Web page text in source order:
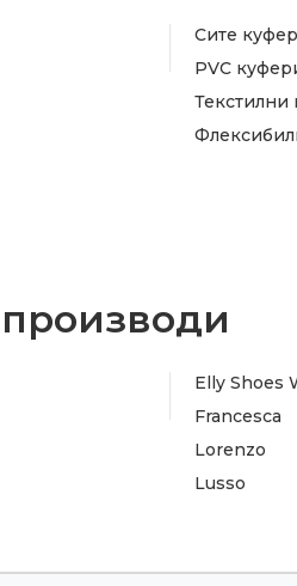
Сите
PVC
Текстилни
Elly Shoes
Francesca
Lorenzo
Lusso